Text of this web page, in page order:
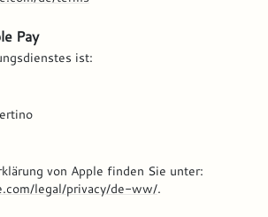
Pay
ist:
von Apple finden Sie unter:
legal/privacy/de-ww/.